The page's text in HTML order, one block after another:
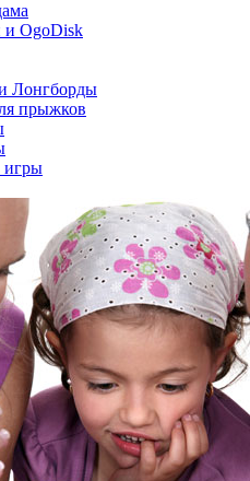
и OgoDisk
Лонгборды
прыжков
игры